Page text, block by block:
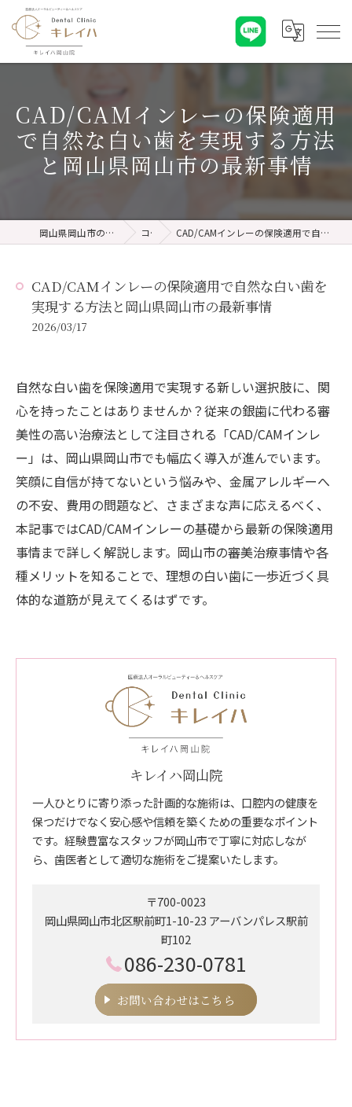
CAD/CAMインレーの保険適用
で自然な白い歯を実現する方法
と岡山県岡山市の最新事情
岡山県岡山市の歯医者ならキレイハ岡山院 コラム CAD/CAMインレーの保険適用で自然な白い歯を実現する方法と岡山県岡山市の最新事情
CAD/CAMインレーの保険適用で自然な白い歯を
実現する方法と岡山県岡山市の最新事情
2026/03/17
自然な白い歯を保険適用で実現する新しい選択肢に、関
心を持ったことはありませんか？従来の銀歯に代わる審
美性の高い治療法として注目される「CAD/CAMインレ
ー」は、岡山県岡山市でも幅広く導入が進んでいます。
笑顔に自信が持てないという悩みや、金属アレルギーへ
の不安、費用の問題など、さまざまな声に応えるべく、
本記事ではCAD/CAMインレーの基礎から最新の保険適用
事情まで詳しく解説します。岡山市の審美治療事情や各
種メリットを知ることで、理想の白い歯に一歩近づく具
体的な道筋が見えてくるはずです。
キレイハ岡山院
一人ひとりに寄り添った計画的な施術は、口腔内の健康を
保つだけでなく安心感や信頼を築くための重要なポイント
です。経験豊富なスタッフが岡山市で丁寧に対応しなが
ら、歯医者として適切な施術をご提案いたします。
〒700-0023
岡山県岡山市北区駅前町1-10-23 アーバンパレス駅前
町102
086-230-0781
お問い合わせはこちら